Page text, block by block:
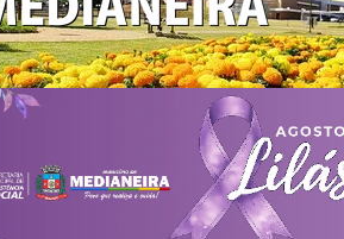
CONHEÇA MEDIANEIRA